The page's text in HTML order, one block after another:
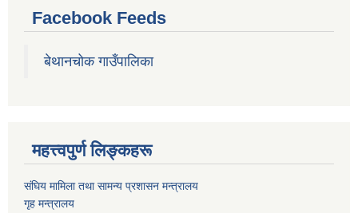
Facebook Feeds
बेथानचोक गाउँपालिका
महत्त्वपुर्ण लिङ्कहरू
संघिय मामिला तथा सामन्य प्रशासन मन्त्रालय
गृह मन्त्रालय